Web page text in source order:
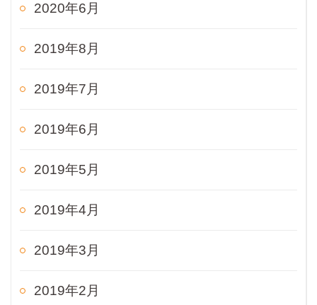
2020年6月
2019年8月
2019年7月
2019年6月
2019年5月
2019年4月
2019年3月
2019年2月